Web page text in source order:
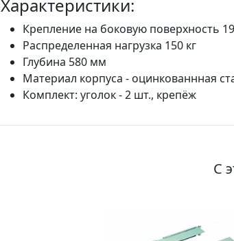
Характеристики:
Крепление на боковую поверхность
Распределенная нагрузка 150 кг
Глубина 580 мм
Материал корпуса - оцинкованнная
Комплект: уголок - 2 шт., крепёж
С